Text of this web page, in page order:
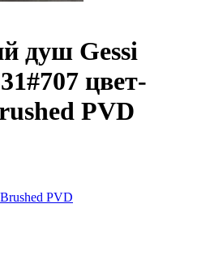
душ Gessi
цвет-
PVD
PVD